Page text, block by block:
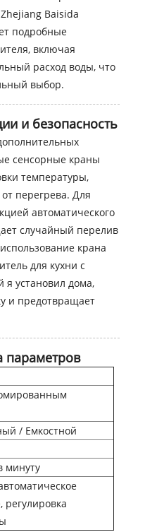
Baisida
подробные
включая
расход воды, что
выбор.
и безопасность
сенсорные краны
температуры,
перегрева. Для
автоматического
случайный перелив
крана
для кухни с
я установил дома,
и предотвращает
параметров
/ Емкостной
минуту